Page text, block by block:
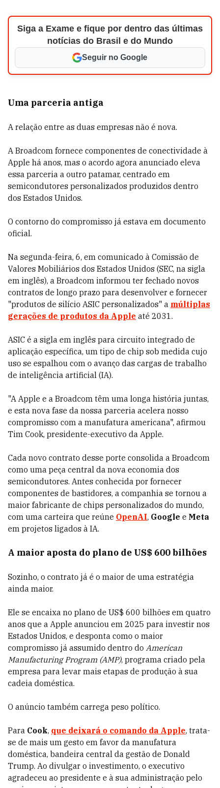
Siga a Exame e fique por dentro das últimas
notícias do Brasil e do Mundo
Seguir no Google
Uma parceria antiga
A relação entre as duas empresas não é nova.
A Broadcom fornece componentes de conectividade à
Apple há anos, mas o acordo agora anunciado eleva
essa parceria a outro patamar, centrado em
semicondutores personalizados produzidos dentro
dos Estados Unidos.
O contorno do compromisso já estava em documento
oficial.
Na segunda-feira, 6, em comunicado à Comissão de
Valores Mobiliários dos Estados Unidos (SEC, na sigla
em inglês), a Broadcom informou ter fechado novos
contratos de longo prazo para desenvolver e fornecer
"produtos de silício ASIC personalizados" a múltiplas
gerações de produtos da Apple até 2031.
ASIC é a sigla em inglês para circuito integrado de
aplicação específica, um tipo de chip sob medida cujo
uso se espalhou com o avanço das cargas de trabalho
de inteligência artificial (IA).
"A Apple e a Broadcom têm uma longa história juntas,
e esta nova fase da nossa parceria acelera nosso
compromisso com a manufatura americana", afirmou
Tim Cook, presidente-executivo da Apple.
Cada novo contrato desse porte consolida a Broadcom
como uma peça central da nova economia dos
semicondutores. Antes conhecida por fornecer
componentes de bastidores, a companhia se tornou a
maior fabricante de chips personalizados do mundo,
com uma carteira que reúne OpenAI, Google e Meta
em projetos ligados à IA.
A maior aposta do plano de US$ 600 bilhões
Sozinho, o contrato já é o maior de uma estratégia
ainda maior.
Ele se encaixa no plano de US$ 600 bilhões em quatro
anos que a Apple anunciou em 2025 para investir nos
Estados Unidos, e desponta como o maior
compromisso já assumido dentro do American
Manufacturing Program (AMP), programa criado pela
empresa para levar mais etapas de produção à sua
cadeia doméstica.
O anúncio também carrega peso político.
Para Cook, que deixará o comando da Apple, trata-
se de mais um gesto em favor da manufatura
doméstica, bandeira central da gestão de Donald
Trump. Ao divulgar o investimento, o executivo
agradeceu ao presidente e à sua administração pelo